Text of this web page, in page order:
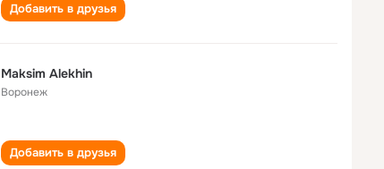
Добавить в друзья
Maksim Alekhin
Воронеж
Добавить в друзья